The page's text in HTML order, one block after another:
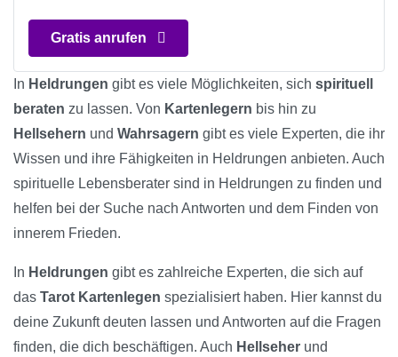
Gratis anrufen
In Heldrungen gibt es viele Möglichkeiten, sich spirituell
beraten zu lassen. Von Kartenlegern bis hin zu
Hellsehern und Wahrsagern gibt es viele Experten, die ihr
Wissen und ihre Fähigkeiten in Heldrungen anbieten. Auch
spirituelle Lebensberater sind in Heldrungen zu finden und
helfen bei der Suche nach Antworten und dem Finden von
innerem Frieden.
In Heldrungen gibt es zahlreiche Experten, die sich auf
das Tarot Kartenlegen spezialisiert haben. Hier kannst du
deine Zukunft deuten lassen und Antworten auf die Fragen
finden, die dich beschäftigen. Auch Hellseher und